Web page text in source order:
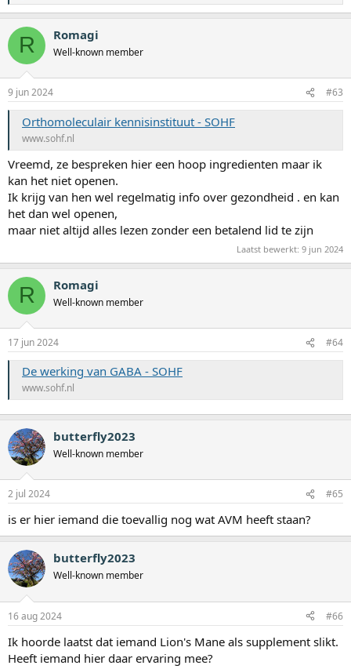
a
r
e
n
g
:
R Romagi
Well-known member
9 jun 2024 #63
Orthomoleculair kennisinstituut - SOHF
www.sohf.nl
Vreemd, ze bespreken hier een hoop ingredienten maar ik
kan het niet openen.
Ik krijg van hen wel regelmatig info over gezondheid . en kan
het dan wel openen,
maar niet altijd alles lezen zonder een betalend lid te zijn
Laatst bewerkt: 9 jun 2024
R Romagi
Well-known member
17 jun 2024 #64
De werking van GABA - SOHF
www.sohf.nl
butterfly2023
Well-known member
2 jul 2024 #65
is er hier iemand die toevallig nog wat AVM heeft staan?
butterfly2023
Well-known member
16 aug 2024 #66
Ik hoorde laatst dat iemand Lion's Mane als supplement slikt.
Heeft iemand hier daar ervaring mee?